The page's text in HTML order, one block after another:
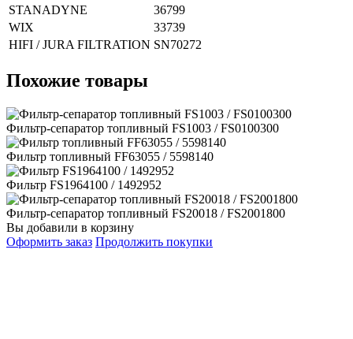
STANADYNE
36799
WIX
33739
HIFI / JURA FILTRATION SN70272
Похожие товары
Фильтр-сепаратор топливный FS1003 / FS0100300
Фильтр топливный FF63055 / 5598140
Фильтр FS1964100 / 1492952
Фильтр-сепаратор топливный FS20018 / FS2001800
Вы добавили в корзину
Оформить заказ Продолжить покупки